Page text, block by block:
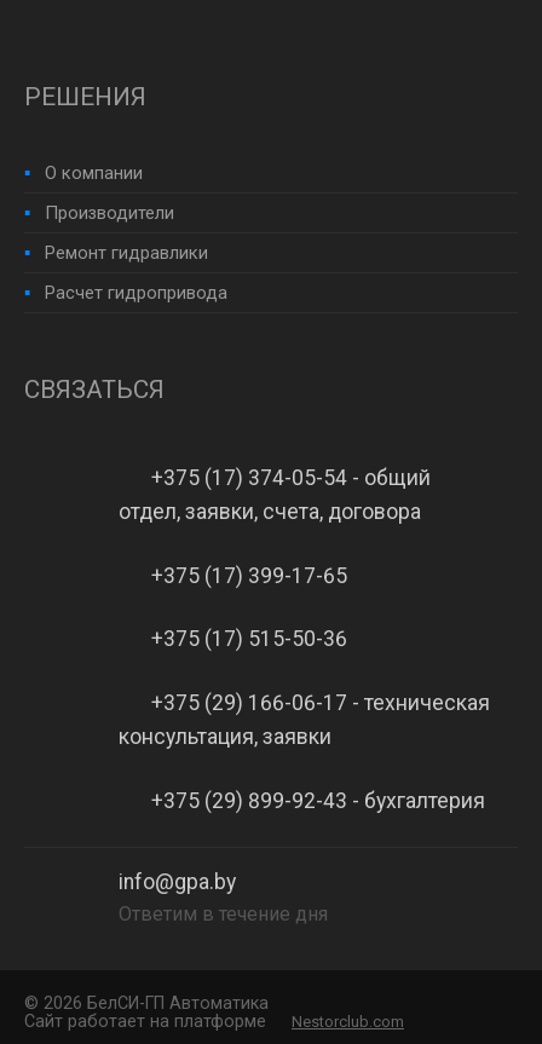
РЕШЕНИЯ
О компании
Производители
Ремонт гидравлики
Расчет гидропривода
СВЯЗАТЬСЯ
+375 (17) 374-05-54 - общий
отдел, заявки, счета, договора
+375 (17) 399-17-65
+375 (17) 515-50-36
+375 (29) 166-06-17 - техническая
консультация, заявки
+375 (29) 899-92-43 - бухгалтерия
info@gpa.by
Ответим в течение дня
© 2026 БелCИ-ГП Автоматика
Сайт работает на платформе
Nestorclub.com